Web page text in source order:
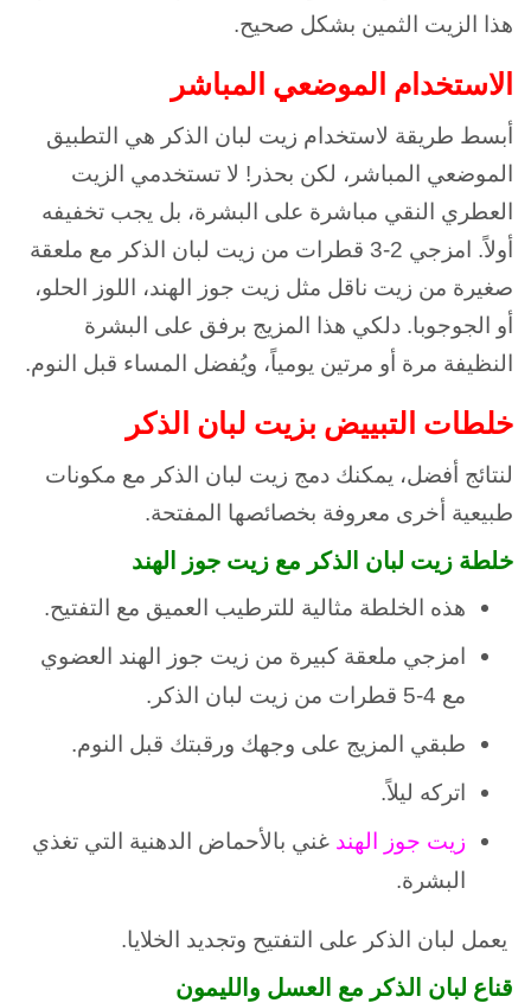
هذا الزيت الثمين بشكل صحيح.
الاستخدام الموضعي المباشر
أبسط طريقة لاستخدام زيت لبان الذكر هي التطبيق
الموضعي المباشر، لكن بحذر! لا تستخدمي الزيت
العطري النقي مباشرة على البشرة، بل يجب تخفيفه
أولاً. امزجي 2-3 قطرات من زيت لبان الذكر مع ملعقة
صغيرة من زيت ناقل مثل زيت جوز الهند، اللوز الحلو،
أو الجوجوبا. دلكي هذا المزيج برفق على البشرة
النظيفة مرة أو مرتين يومياً، ويُفضل المساء قبل النوم.
خلطات التبييض بزيت لبان الذكر
لنتائج أفضل، يمكنك دمج زيت لبان الذكر مع مكونات
طبيعية أخرى معروفة بخصائصها المفتحة.
خلطة زيت لبان الذكر مع زيت جوز الهند
هذه الخلطة مثالية للترطيب العميق مع التفتيح.
امزجي ملعقة كبيرة من زيت جوز الهند العضوي
مع 4-5 قطرات من زيت لبان الذكر.
طبقي المزيج على وجهك ورقبتك قبل النوم.
اتركه ليلاً.
زيت جوز الهند غني بالأحماض الدهنية التي تغذي
البشرة.
يعمل لبان الذكر على التفتيح وتجديد الخلايا.
قناع لبان الذكر مع العسل والليمون